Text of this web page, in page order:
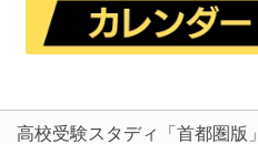
高校受験スタディ「首都圏版」